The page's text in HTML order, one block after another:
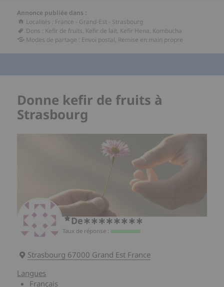
Annonce publiée dans :
Localités : France - Grand-Est - Strasbourg
Dons : Kefir de fruits, Kefir de lait, Kefir Hena, Kombucha
Modes de partage : Envoi postal, Remise en main propre
Donne kefir de fruits à
Strasbourg
De∗∗∗∗∗∗∗∗
Taux de réponse :
Strasbourg 67000 Grand Est France
Langues
Français